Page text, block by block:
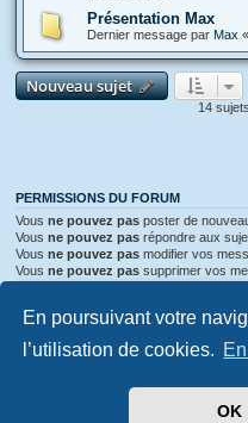
En poursuivant votre
l’utilisation de cookies.
OK
Présentation Max
Dernier message par Max «
Nouveau sujet
14
PERMISSIONS DU FORUM
Vous ne pouvez pas poster de
Vous ne pouvez pas répondre aux
Vous ne pouvez pas modifier vos
Vous ne pouvez pas supprimer vos
Accueil Index du forum